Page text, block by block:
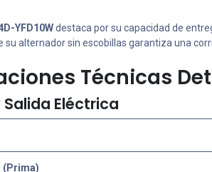
YFD10Wdestaca por su capacidad de
su alternador sin escobillas garantiza una
Técnicas
Eléctrica
(Prima)